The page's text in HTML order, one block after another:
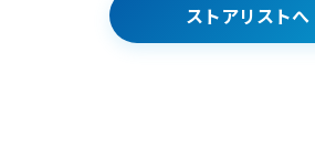
ストアリストへ